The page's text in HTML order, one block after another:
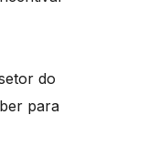
do
para